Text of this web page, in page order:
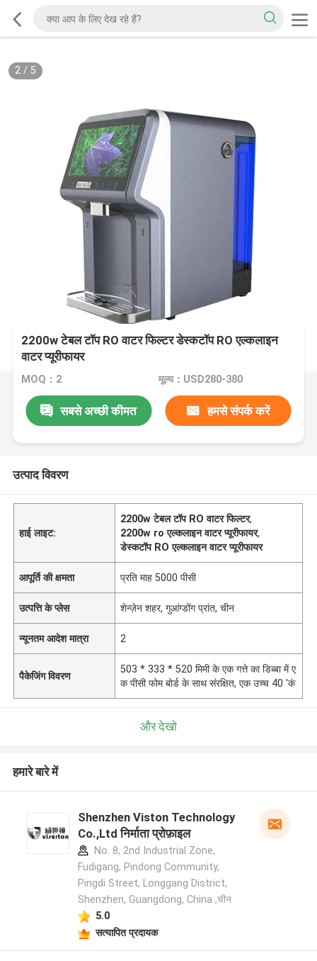
2/ 5
2200w टेबल टॉप RO वाटर फिल्टर डेस्कटॉप RO एल्कलाइन
वाटर प्यूरीफायर
MOQ：2 मूल्य：USD280-380
सबसे अच्छी कीमत हमसे संपर्क करें
उत्पाद विवरण
हाई लाइट:
2200w टेबल टॉप RO वाटर फिल्टर,
2200w ro एल्कलाइन वाटर प्यूरीफायर,
डेस्कटॉप RO एल्कलाइन वाटर प्यूरीफायर
आपूर्ति की क्षमता प्रति माह 5000 पीसी
उत्पत्ति के प्लेस शेन्ज़ेन शहर, गुआंग्डोंग प्रांत, चीन
न्यूनतम आदेश मात्रा 2
पैकेजिंग विवरण
503 * 333 * 520 मिमी के एक गत्ते का डिब्बा में ए
क पीसी फोम बोर्ड के साथ संरक्षित, एक उच्च 40 'कं
और देखो
हमारे बारे में
Shenzhen Viston Technology
Co.,Ltd निर्माता प्रोफ़ाइल
No. 8, 2nd Industrial Zone,
Fudigang, Pindong Community,
Pingdi Street, Longgang District,
Shenzhen, Guangdong, China ,चीन
5.0
सत्यापित प्रदायक